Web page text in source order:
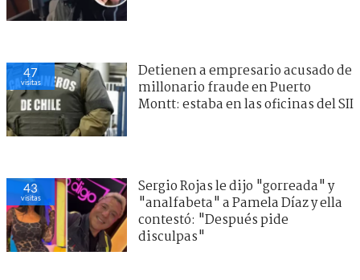
47
visitas
Detienen a empresario acusado de
millonario fraude en Puerto
Montt: estaba en las oficinas del SII
43
visitas
Sergio Rojas le dijo "gorreada" y
"analfabeta" a Pamela Díaz y ella
contestó: "Después pide
disculpas"